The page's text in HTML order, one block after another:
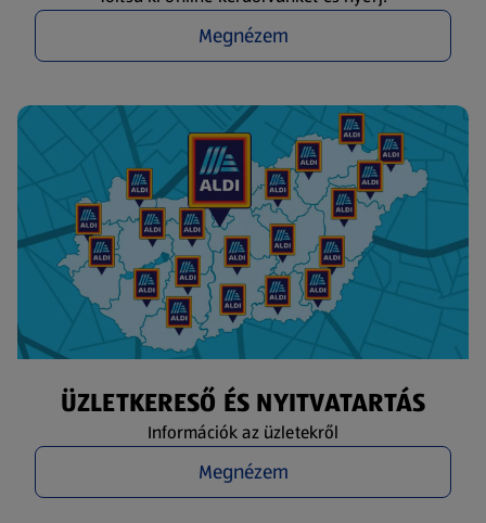
Megnézem
ÜZLETKERESŐ ÉS NYITVATARTÁS
Információk az üzletekről
Megnézem